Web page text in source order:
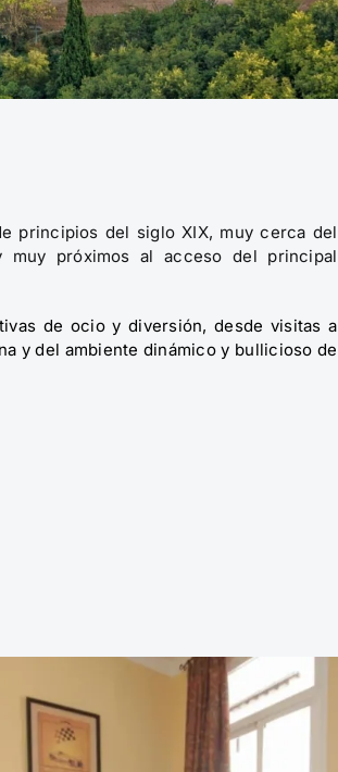
principios del siglo XIX, muy cerca del
muy próximos al acceso del principal
de ocio y diversión, desde visitas a
y del ambiente dinámico y bullicioso de